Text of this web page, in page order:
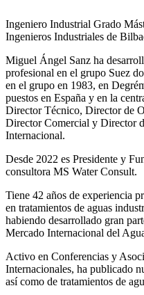
Ingeniero Industrial Grado
Ingenieros Industriales de
Miguel Ángel Sanz ha
profesional en el grupo Suez
en el grupo en 1983, en
puestos en España y en la
Director Técnico, Director de
Director Comercial y Director
Internacional.
Desde 2022 es Presidente y
consultora MS Water Consult.
Tiene 42 años de experiencia
en tratamientos de aguas
habiendo desarrollado gran
Mercado Internacional del
Activo en Conferencias y
Internacionales, ha publicado
así como de tratamientos de